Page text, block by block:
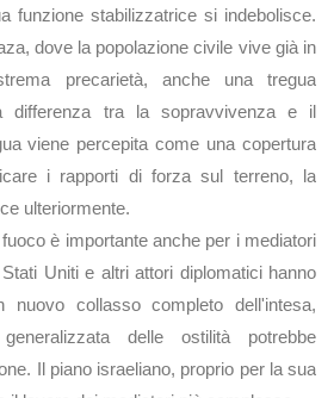
funzione stabilizzatrice si indebolisce.
dove la popolazione civile vive già in
precarietà, anche una tregua
differenza tra la sopravvivenza e il
viene percepita come una copertura
i rapporti di forza sul terreno, la
ulteriormente.
è importante anche per i mediatori
Uniti e altri attori diplomatici hanno
nuovo collasso completo dell'intesa,
delle ostilità potrebbe
Il piano israeliano, proprio per la sua